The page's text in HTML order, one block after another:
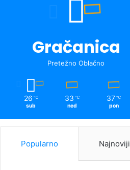
Gračanica
Pretežno Oblačno
26 ℃
sub
33 ℃
ned
37 ℃
pon
Popularno Najnoviji